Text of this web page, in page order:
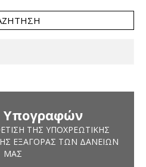
Υπογραφών
ΤΗΣ ΥΠΟΧΡΕΩΤΙΚΉΣ
ΕΞΑΓΟΡΆΣ ΤΩΝ ΔΑΝΕΊΩΝ
ΜΑΣ